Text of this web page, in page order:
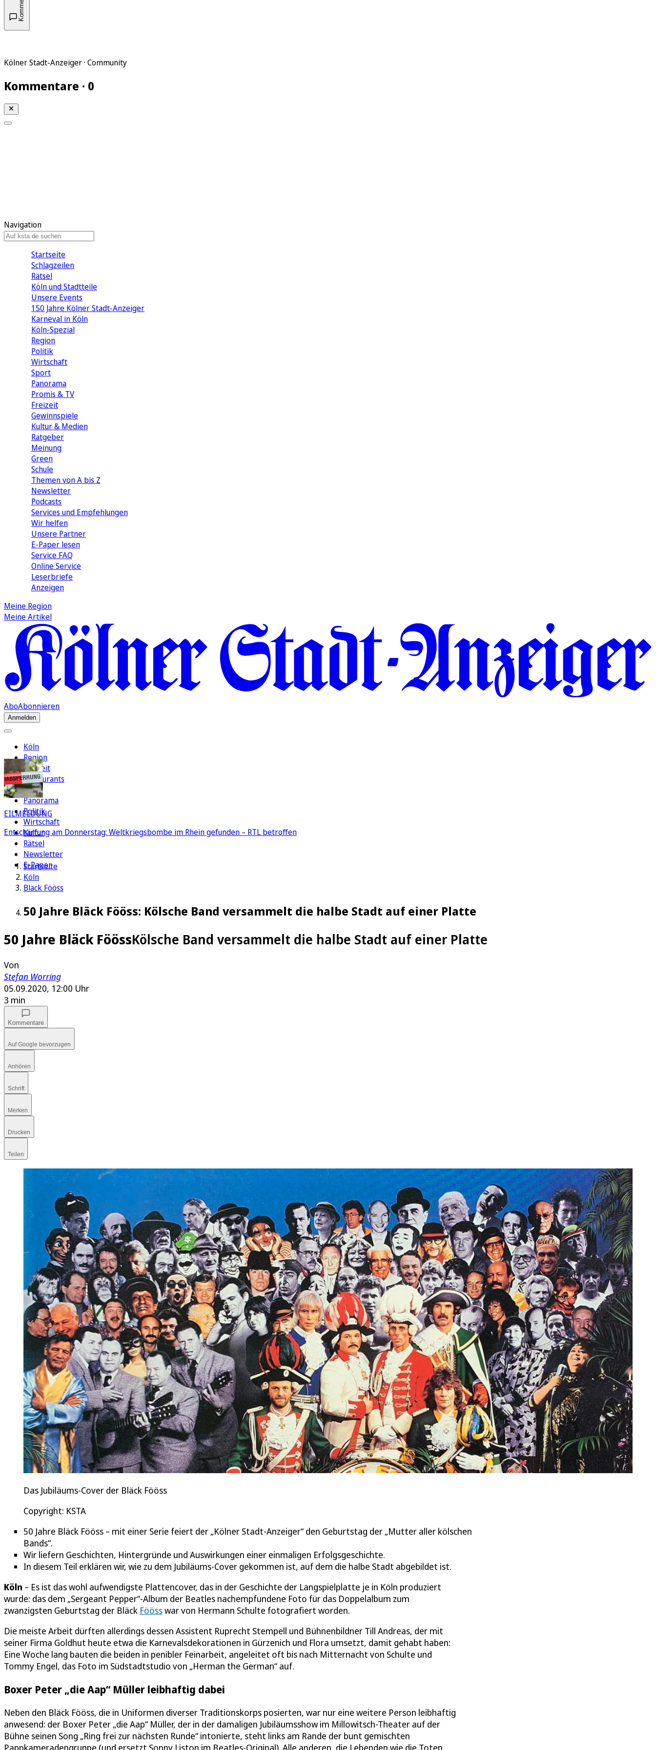
Kölner Stadt-Anzeiger · Community
Kommentare · 0
Navigation
Startseite
Schlagzeilen
Rätsel
Köln und Stadtteile
Unsere Events
150 Jahre Kölner Stadt-Anzeiger
Karneval in Köln
Köln-Spezial
Region
Politik
Wirtschaft
Sport
Panorama
Promis & TV
Freizeit
Gewinnspiele
Kultur & Medien
Ratgeber
Meinung
Green
Schule
Themen von A bis Z
Newsletter
Podcasts
Services und Empfehlungen
Wir helfen
Unsere Partner
E-Paper lesen
Service FAQ
Online Service
Leserbriefe
Anzeigen
Meine Region
Meine Artikel
AboAbonnieren
Anmelden
Köln
Region
Freizeit
Restaurants
FC
Panorama
Politik
Wirtschaft
Kultur
Rätsel
Newsletter
E-Paper
EILMELDUNG
Entschärfung am Donnerstag: Weltkriegsbombe im Rhein gefunden – RTL betroffen
Startseite
Köln
Bläck Fööss
50 Jahre Bläck Fööss: Kölsche Band versammelt die halbe Stadt auf einer Platte
50 Jahre Bläck FöössKölsche Band versammelt die halbe Stadt auf einer Platte
Von
Stefan Worring
05.09.2020, 12:00 Uhr
3 min
Kommentare
Auf Google bevorzugen
Anhören
Schrift
Merken
Drucken
Teilen
Das Jubiläums-Cover der Bläck Fööss
Copyright: KSTA
50 Jahre Bläck Fööss – mit einer Serie feiert der „Kölner Stadt-Anzeiger“ den Geburtstag der „Mutter aller kölschen
Bands“.
Wir liefern Geschichten, Hintergründe und Auswirkungen einer einmaligen Erfolgsgeschichte.
In diesem Teil erklären wir, wie zu dem Jubiläums-Cover gekommen ist, auf dem die halbe Stadt abgebildet ist.
Köln – Es ist das wohl aufwendigste Plattencover, das in der Geschichte der Langspielplatte je in Köln produziert
wurde: das dem „Sergeant Pepper“-Album der Beatles nachempfundene Foto für das Doppelalbum zum
zwanzigsten Geburtstag der Bläck Föösswar von Hermann Schulte fotografiert worden.
Die meiste Arbeit dürften allerdings dessen Assistent Ruprecht Stempell und Bühnenbildner Till Andreas, der mit
seiner Firma Goldhut heute etwa die Karnevalsdekorationen in Gürzenich und Flora umsetzt, damit gehabt haben:
Eine Woche lang bauten die beiden in penibler Feinarbeit, angeleitet oft bis nach Mitternacht von Schulte und
Tommy Engel, das Foto im Südstadtstudio von „Herman the German“ auf.
Boxer Peter „die Aap“ Müller leibhaftig dabei
Neben den Bläck Fööss, die in Uniformen diverser Traditionskorps posierten, war nur eine weitere Person leibhaftig
anwesend: der Boxer Peter „die Aap“ Müller, der in der damaligen Jubiläumsshow im Millowitsch-Theater auf der
Bühne seinen Song „Ring frei zur nächsten Runde“ intonierte, steht links am Rande der bunt gemischten
Pappkameradengruppe (und ersetzt Sonny Liston im Beatles-Original). Alle anderen, die Lebenden wie die Toten,